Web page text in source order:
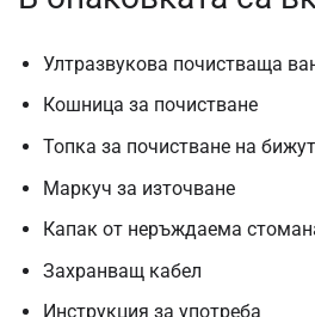
Ултразвукова почистваща
Кошница за почистване
Топка за почистване на
Маркуч за източване
Капак от неръждаема
Захранващ кабел
Инструкция за употреба